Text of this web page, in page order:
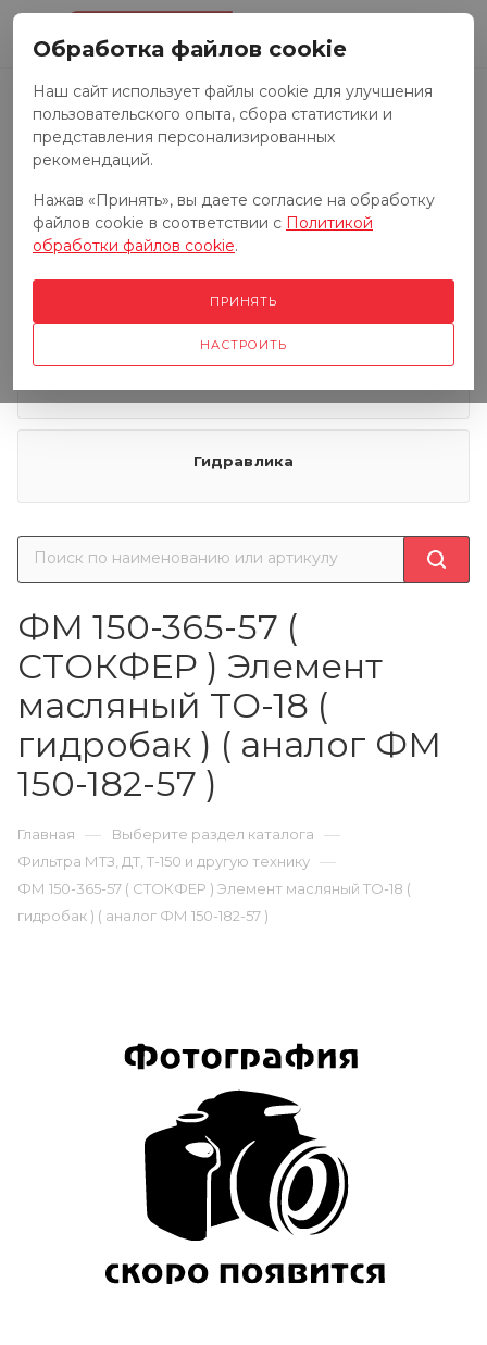
Запчасти к тракторам
Запчасти к грузовым автомобилям
Гидравлика
ФМ 150-365-57 (
СТОКФЕР ) Элемент
масляный ТО-18 (
гидробак ) ( аналог ФМ
150-182-57 )
Главная — Выберите раздел каталога —
Фильтра МТЗ, ДТ, Т-150 и другую технику —
ФМ 150-365-57 ( СТОКФЕР ) Элемент масляный ТО-18 (
гидробак ) ( аналог ФМ 150-182-57 )
Обработка файлов cookie
Наш сайт использует файлы cookie для улучшения
пользовательского опыта, сбора статистики и
представления персонализированных
рекомендаций.
Нажав «Принять», вы даете согласие на обработку
файлов cookie в соответствии с Политикой
обработки файлов cookie.
НАСТРОИТЬ
ПРИНЯТЬ